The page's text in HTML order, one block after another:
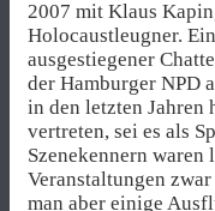
2007 mit Klaus
Holocaustleugner.
ausgestiegener
der Hamburger NPD
in den letzten Jahren
vertreten, sei es als
Szenekennern waren
Veranstaltungen
man aber einige